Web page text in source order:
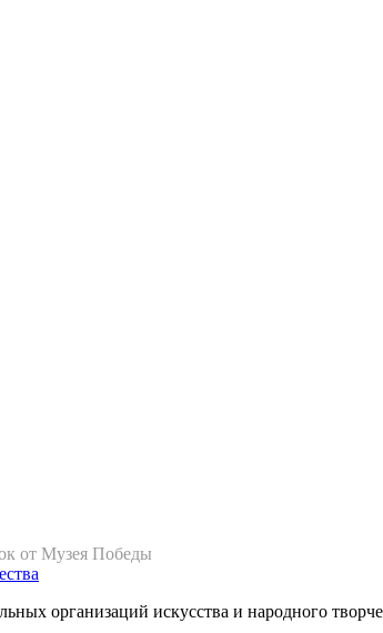
от Музея Победы
организаций искусства и народного